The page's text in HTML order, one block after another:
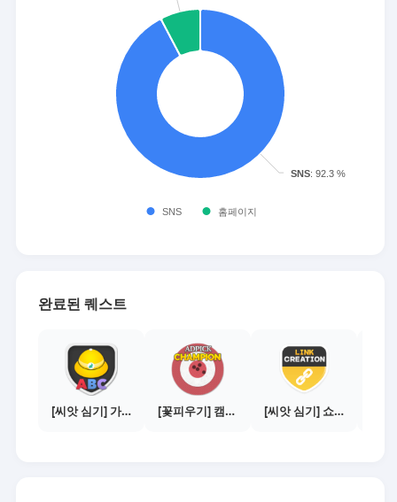
완료된 퀘스트
[씨앗 심기] 가이드보기 - 매체별 활동 가이드 [꽃피우기] 캠페인 전환하기 - 1,000건 [씨앗 심기] 쇼핑몰 링크 발급하기 - 제휴몰 10곳